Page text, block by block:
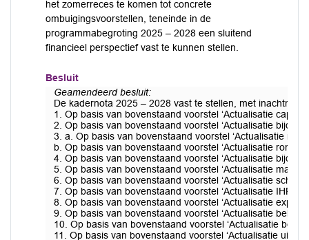
het zomerreces te komen tot concrete
ombuigingsvoorstellen, teneinde in de
programmabegroting 2025 – 2028 een sluitend
financieel perspectief vast te kunnen stellen.
Besluit
Geamendeerd besluit:
De kadernota 2025 – 2028 vast te stellen, met
1. Op basis van bovenstaand voorstel ‘Actualisatie
2. Op basis van bovenstaand voorstel ‘Actualisatie
3. a. Op basis van bovenstaand voorstel ‘Actualisatie
b. Op basis van bovenstaand voorstel ‘Actualisatie
4. Op basis van bovenstaand voorstel ‘Actualisatie
5. Op basis van bovenstaand voorstel ‘Actualisatie
6. Op basis van bovenstaand voorstel ‘Actualisatie
7. Op basis van bovenstaand voorstel ‘Actualisatie
8. Op basis van bovenstaand voorstel ‘Actualisatie
9. Op basis van bovenstaand voorstel ‘Actualisatie
10. Op basis van bovenstaand voorstel ‘Actualisatie
11. Op basis van bovenstaand voorstel ‘Actualisatie